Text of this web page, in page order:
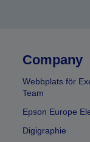
Company
Webbplats för
Team
Epson Europe
Digigraphie